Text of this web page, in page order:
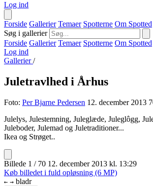
Log ind
Forside Gallerier Temaer Spotterne Om Spotted
Søg i gallerier
Forside Gallerier Temaer Spotterne Om Spotted
Log ind
Gallerier/
Juletravlhed i Århus
Foto: Per Bjarne Pedersen 12. december 2013
Julelys, Julestemning, Juleglæde, Juleglôgg,
Juleboder, Julemad og Juletraditioner...
Ikea og Strøget..
Billede 1 / 70 12. december 2013 kl. 13:29
Køb billedet i fuld opløsning (6 MP)
← → bladr